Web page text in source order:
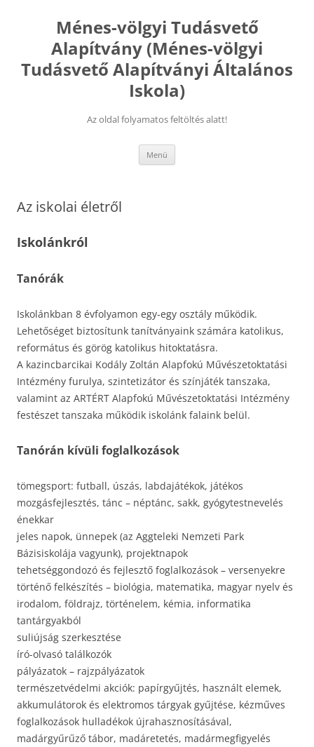
tartalombaMénes-völgyi Tudásvető
Alapítvány (Ménes-völgyi
Tudásvető Alapítványi Általános
Iskola)
Az oldal folyamatos feltöltés alatt!
Menü
Az iskolai életről
Iskolánkról
Tanórák
Iskolánkban 8 évfolyamon egy-egy osztály működik.
Lehetőséget biztosítunk tanítványaink számára katolikus,
református és görög katolikus hitoktatásra.
A kazincbarcikai Kodály Zoltán Alapfokú Művészetoktatási
Intézmény furulya, szintetizátor és színjáték tanszaka,
valamint az ARTÉRT Alapfokú Művészetoktatási Intézmény
festészet tanszaka működik iskolánk falaink belül.
Tanórán kívüli foglalkozások
tömegsport: futball, úszás, labdajátékok, játékos
mozgásfejlesztés, tánc – néptánc, sakk, gyógytestnevelés
énekkar
jeles napok, ünnepek (az Aggteleki Nemzeti Park
Bázisiskolája vagyunk), projektnapok
tehetséggondozó és fejlesztő foglalkozások – versenyekre
történő felkészítés – biológia, matematika, magyar nyelv és
irodalom, földrajz, történelem, kémia, informatika
tantárgyakból
suliújság szerkesztése
író-olvasó találkozók
pályázatok – rajzpályázatok
természetvédelmi akciók: papírgyűjtés, használt elemek,
akkumulátorok és elektromos tárgyak gyűjtése, kézműves
foglalkozások hulladékok újrahasznosításával,
madárgyűrűző tábor, madáretetés, madármegfigyelés